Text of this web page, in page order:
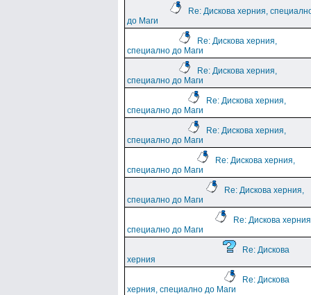
Re: Дискова херния,
до Маги
Re: Дискова херния,
специално до Маги
Re: Дискова херния,
специално до Маги
Re: Дискова херния,
специално до Маги
Re: Дискова херния,
специално до Маги
Re: Дискова херния,
специално до Маги
Re: Дискова херния,
специално до Маги
Re: Дискова
специално до Маги
Re: Дискова
херния
Re: Дискова
херния, специално до Маги